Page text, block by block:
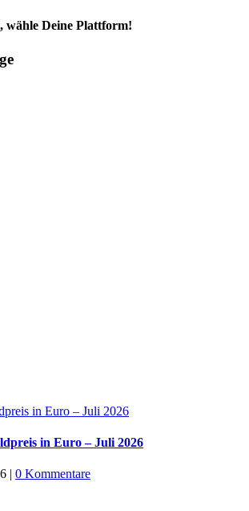
wähle Deine Plattform!
in Euro – Juli 2026
in Euro – Juli 2026
| 0 Kommentare